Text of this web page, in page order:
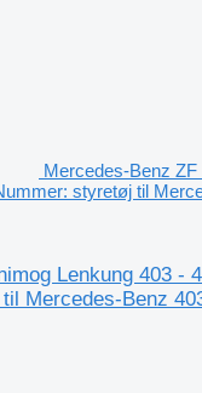
Mercedes-Benz
styretøj til
Lenkung 403 -
Mercedes-Benz